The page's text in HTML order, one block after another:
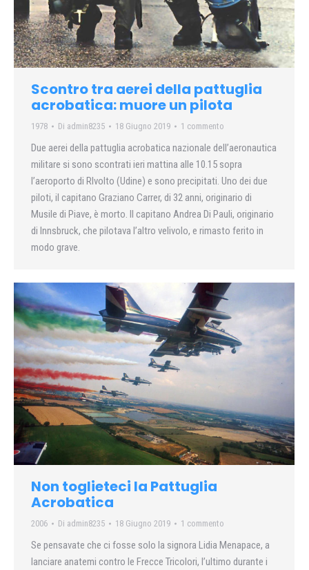
Scontro tra aerei della pattuglia
acrobatica: muore un pilota
1978 Di admin8235 18 Giugno 2019 1 commento
Due aerei della pattuglia acrobatica nazionale dell’aeronautica
militare si sono scontrati ieri mattina alle 10.15 sopra
l’aeroporto di RIvolto (Udine) e sono precipitati. Uno dei due
piloti, il capitano Graziano Carrer, di 32 anni, originario di
Musile di Piave, è morto. Il capitano Andrea Di Pauli, originario
di Innsbruck, che pilotava l’altro velivolo, e rimasto ferito in
modo grave.
Non toglieteci la Pattuglia
Acrobatica
2006 Di admin8235 18 Giugno 2019 1 commento
Se pensavate che ci fosse solo la signora Lidia Menapace, a
lanciare anatemi contro le Frecce Tricolori, l’ultimo durante i